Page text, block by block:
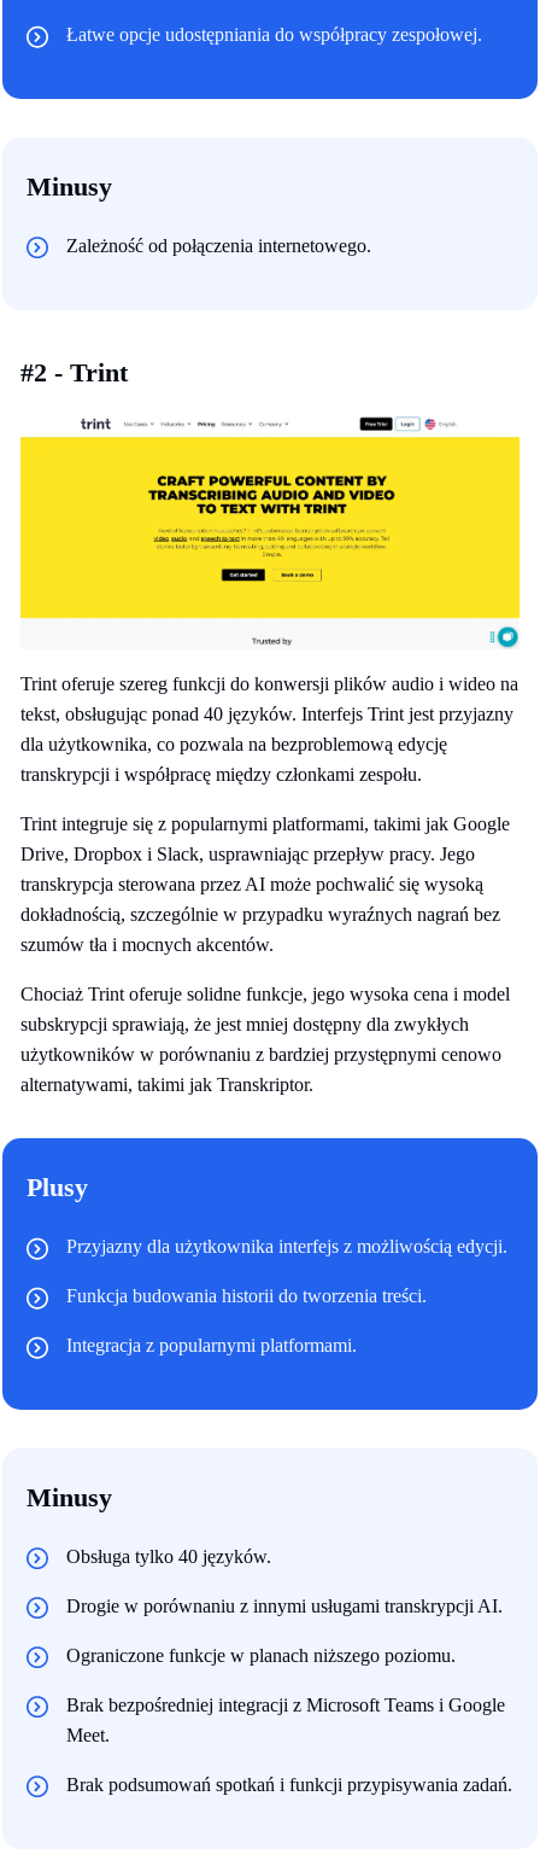
Łatwe opcje udostępniania do współpracy zespołowej.
Minusy
Zależność od połączenia internetowego.
#2 - Trint
Trint oferuje szereg funkcji do konwersji plików audio i wideo na
tekst, obsługując ponad 40 języków. Interfejs Trint jest przyjazny
dla użytkownika, co pozwala na bezproblemową edycję
transkrypcji i współpracę między członkami zespołu.
Trint integruje się z popularnymi platformami, takimi jak Google
Drive, Dropbox i Slack, usprawniając przepływ pracy. Jego
transkrypcja sterowana przez AI może pochwalić się wysoką
dokładnością, szczególnie w przypadku wyraźnych nagrań bez
szumów tła i mocnych akcentów.
Chociaż Trint oferuje solidne funkcje, jego wysoka cena i model
subskrypcji sprawiają, że jest mniej dostępny dla zwykłych
użytkowników w porównaniu z bardziej przystępnymi cenowo
alternatywami, takimi jak Transkriptor.
Plusy
Przyjazny dla użytkownika interfejs z możliwością edycji.
Funkcja budowania historii do tworzenia treści.
Integracja z popularnymi platformami.
Minusy
Obsługa tylko 40 języków.
Drogie w porównaniu z innymi usługami transkrypcji AI.
Ograniczone funkcje w planach niższego poziomu.
Brak bezpośredniej integracji z Microsoft Teams i Google
Meet.
Brak podsumowań spotkań i funkcji przypisywania zadań.